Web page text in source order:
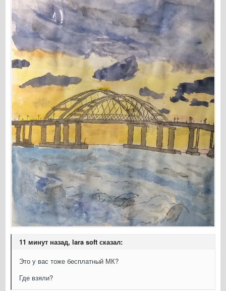
11 минут назад, lara soft сказал:
Это у вас тоже бесплатный МК?
Где взяли?